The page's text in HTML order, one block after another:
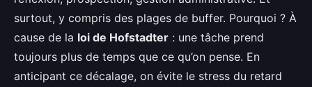
surtout, y compris des plages de buffer. Pourquoi ? À
cause de la loi de Hofstadter : une tâche prend
toujours plus de temps que ce qu’on pense. En
anticipant ce décalage, on évite le stress du retard